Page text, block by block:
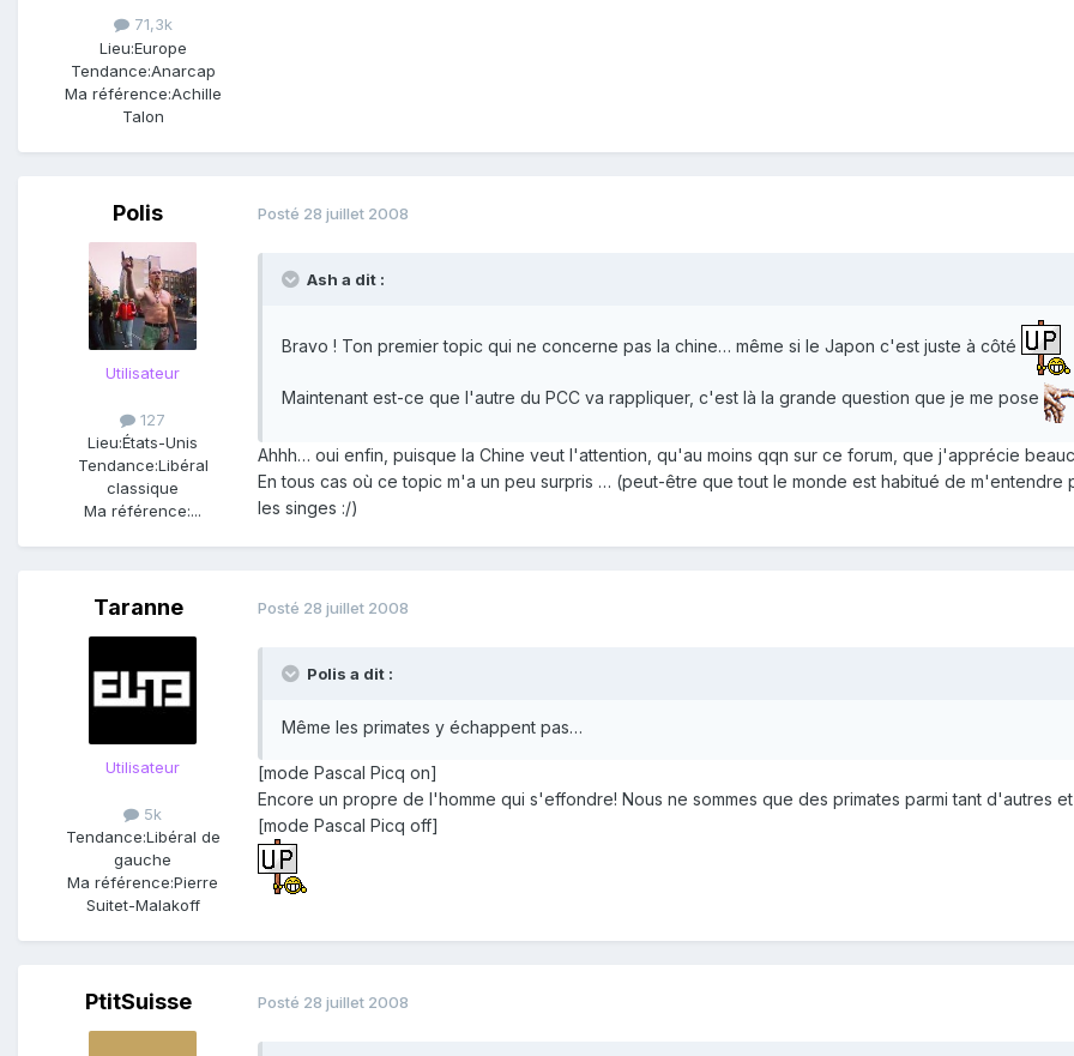
71,3k
Lieu:Europe
Tendance:Anarcap
Ma référence:Achille
Talon
Polis
Utilisateur
127
Lieu:États-Unis
Tendance:Libéral
classique
Ma référence:...
Posté 28 juillet 2008
Ash a dit :
Bravo ! Ton premier topic qui ne concerne pas la chine… même si le Japon c'est juste à côté
Maintenant est-ce que l'autre du PCC va rappliquer, c'est là la grande question que je me pose
Ahhh… oui enfin, puisque la Chine veut l'attention, qu'au moins qqn sur ce forum, que j'apprécie
En tous cas où ce topic m'a un peu surpris … (peut-être que tout le monde est habitué de
les singes :/)
Taranne
Utilisateur
5k
Tendance:Libéral de
gauche
Ma référence:Pierre
Suitet-Malakoff
Posté 28 juillet 2008
Polis a dit :
Même les primates y échappent pas…
[mode Pascal Picq on]
Encore un propre de l'homme qui s'effondre! Nous ne sommes que des primates parmi tant d'autres
[mode Pascal Picq off]
PtitSuisse Posté 28 juillet 2008